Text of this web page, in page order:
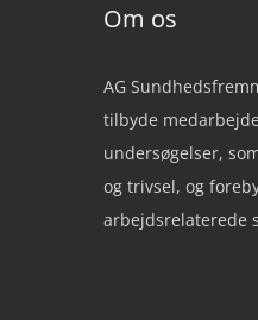
Om os
AG
tilbyde
undersøgelser,
og trivsel, og
arbejdsrelaterede